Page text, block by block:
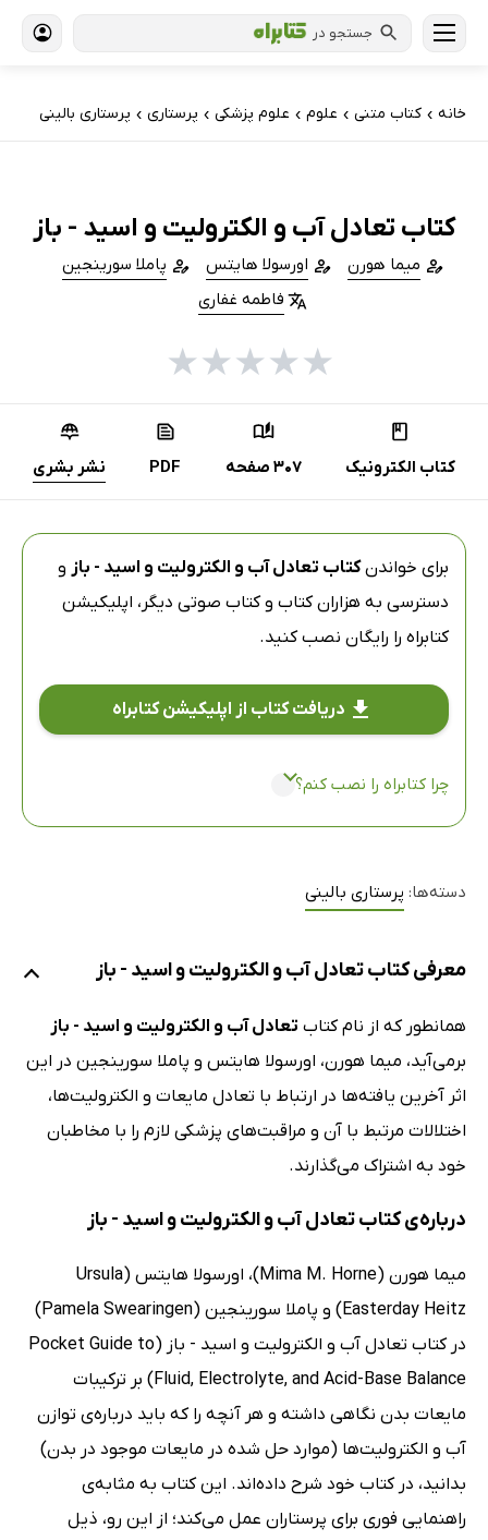
جستجو در
خانه › کتاب‌ متنی › علوم › علوم پزشکی › پرستاری › پرستاری بالینی
کتاب تعادل آب و الکترولیت و اسید - باز
میما هورن اورسولا هایتس
پاملا سورینجین
فاطمه غفاری
★
★
★
★
★
کتاب الکترونیک 307 صفحه PDF نشر بشری
برای خواندنکتاب تعادل آب و الکترولیت و اسید - باز و
دسترسی به هزاران کتاب و کتاب صوتی دیگر، اپلیکیشن
کتابراه را رایگان نصب کنید.
دریافت کتاب از اپلیکیشن کتابراه
چرا کتابراه را نصب کنم؟
دسته‌ها: پرستاری بالینی
معرفی کتاب تعادل آب و الکترولیت و اسید - باز
همانطور که از نام کتاب تعادل آب و الکترولیت و اسید - باز
برمی‌آید، میما هورن، اورسولا هایتس و پاملا سورینجین در این
اثر آخرین یافته‌ها در ارتباط با تعادل مایعات و الکترولیت‌ها،
اختلالات مرتبط با آن و مراقبت‌های پزشکی لازم را با مخاطبان
خود به اشتراک می‌گذارند.
درباره‌ی کتاب تعادل آب و الکترولیت و اسید - باز
میما هورن (Mima M. Horne)، اورسولا هایتس (Ursula
Easterday Heitz) و پاملا سورینجین (Pamela Swearingen)
در کتاب تعادل آب و الکترولیت و اسید - باز (Pocket Guide to
Fluid, Electrolyte, and Acid-Base Balance) بر ترکیبات
مایعات بدن نگاهی داشته و هر آنچه را که باید درباره‌ی توازن
آب و الکترولیت‌ها (موارد حل شده در مایعات موجود در بدن)
بدانید، در کتاب خود شرح داده‌اند. این کتاب به مثابه‌ی
راهنمایی فوری برای پرستاران عمل می‌کند؛ از این رو، ذیل